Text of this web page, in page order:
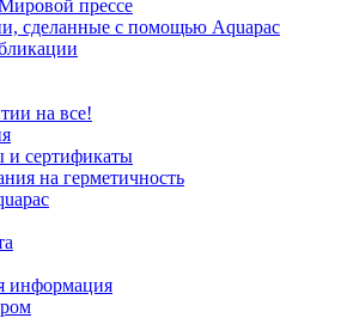
прессе
сделанные с помощью Aquapac
на все!
и сертификаты
на герметичность
информация